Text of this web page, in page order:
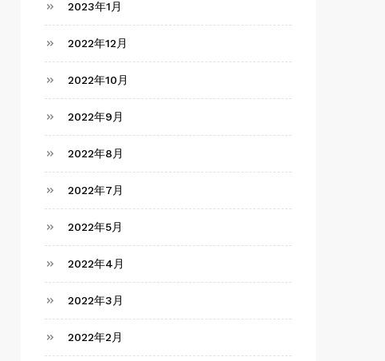
2023年1月
2022年12月
2022年10月
2022年9月
2022年8月
2022年7月
2022年5月
2022年4月
2022年3月
2022年2月